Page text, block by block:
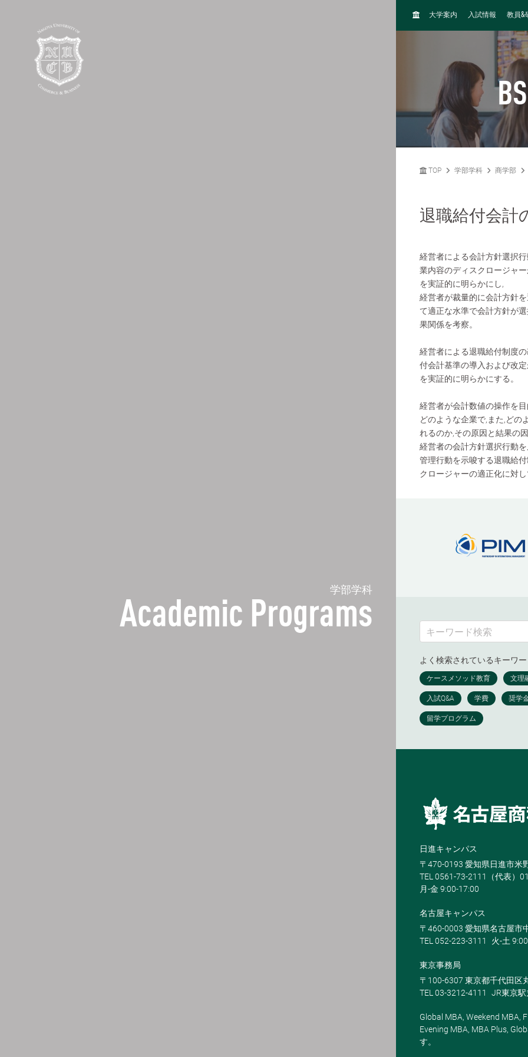
学部学科
Academic Programs
H
大学案内 入試情報 教員&
TOP 学部学科 商学部
退職給付会計
経営者による会計方針選択
業内容のディスクロージャ
を実証的に明らかにし,
経営者が裁量的に会計方針
て適正な水準で会計方針が
果関係を考察。
経営者による退職給付制度
付会計基準の導入および改
を実証的に明らかにする。
経営者が会計数値の操作を
どのような企業で,また,どの
れるのか,その原因と結果の
経営者の会計方針選択行動
管理行動を示唆する退職給
クロージャーの適正化に対
よく検索されているキーワ
日進キャンパス
〒470-0193 愛知県日進市米
TEL 0561-73-2111（代表）
月-金 9:00-17:00
名古屋キャンパス
〒460-0003 愛知県名古屋市
TEL 052-223-3111
火-土
東京事務局
〒100-6307 東京都千代田区
TEL 03-3212-4111
JR東京
Global MBA, Weekend MBA,
Evening MBA, MBA Plus,
す。